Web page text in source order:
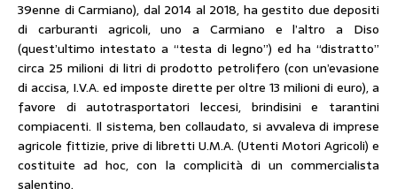
39enne di Carmiano), dal 2014 al 2018, ha gestito due depositi
di carburanti agricoli, uno a Carmiano e l’altro a Diso
(quest’ultimo intestato a “testa di legno”) ed ha “distratto”
circa 25 milioni di litri di prodotto petrolifero (con un’evasione
di accisa, I.V.A. ed imposte dirette per oltre 13 milioni di euro), a
favore di autotrasportatori leccesi, brindisini e tarantini
compiacenti. Il sistema, ben collaudato, si avvaleva di imprese
agricole fittizie, prive di libretti U.M.A. (Utenti Motori Agricoli) e
costituite ad hoc, con la complicità di un commercialista
salentino.